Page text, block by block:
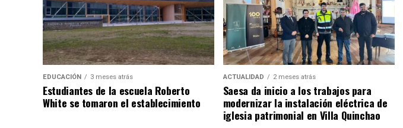
EDUCACIÓN 3 meses atrás
Estudiantes de la escuela Roberto
White se tomaron el establecimiento
ACTUALIDAD 2 meses atrás
Saesa da inicio a los trabajos para
modernizar la instalación eléctrica de
iglesia patrimonial en Villa Quinchao